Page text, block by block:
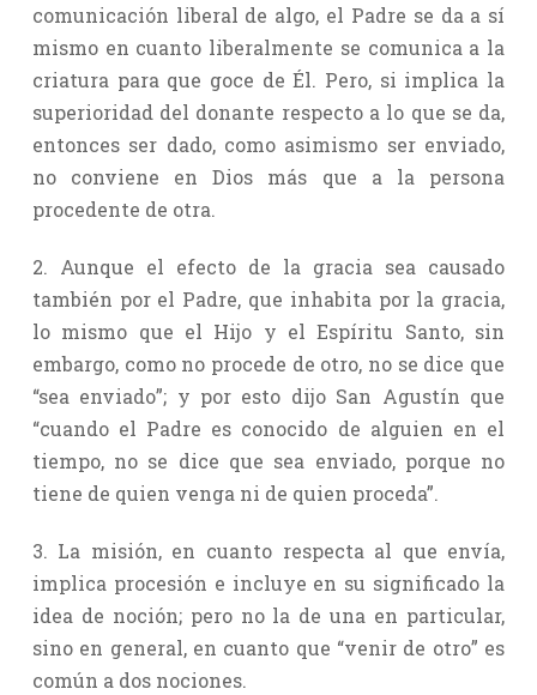
comunicación liberal de algo, el Padre se da a sí
mismo en cuanto liberalmente se comunica a la
criatura para que goce de Él. Pero, si implica la
superioridad del donante respecto a lo que se da,
entonces ser dado, como asimismo ser enviado,
no conviene en Dios más que a la persona
procedente de otra.
2. Aunque el efecto de la gracia sea causado
también por el Padre, que inhabita por la gracia,
lo mismo que el Hijo y el Espíritu Santo, sin
embargo, como no procede de otro, no se dice que
“sea enviado”; y por esto dijo San Agustín que
“cuando el Padre es conocido de alguien en el
tiempo, no se dice que sea enviado, porque no
tiene de quien venga ni de quien proceda”.
3. La misión, en cuanto respecta al que envía,
implica procesión e incluye en su significado la
idea de noción; pero no la de una en particular,
sino en general, en cuanto que “venir de otro” es
común a dos nociones.